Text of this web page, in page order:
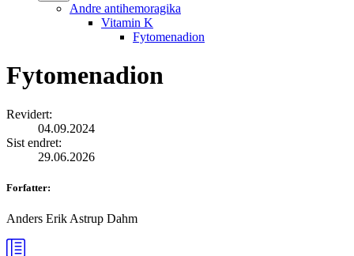
Andre antihemoragika
Vitamin K
Fytomenadion
Fytomenadion
Revidert:
04.09.2024
Sist endret:
29.06.2026
Forfatter:
Anders Erik Astrup Dahm